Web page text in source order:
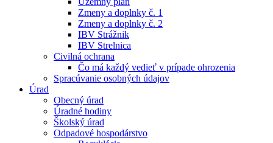
Zmeny a doplnky č. 1
Zmeny a doplnky č. 2
IBV Strážnik
IBV Strelnica
Civilná ochrana
Čo má každý vedieť v prípade ohrozenia
Spracúvanie osobných údajov
Úrad
Obecný úrad
Úradné hodiny
Školský úrad
Odpadové hospodárstvo